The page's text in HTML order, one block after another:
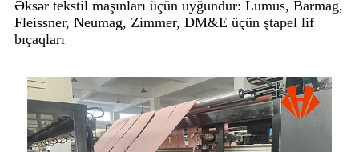
Əksər tekstil maşınları üçün uyğundur: Lumus, Barmag,
Fleissner, Neumag, Zimmer, DM&E üçün ştapel lif
bıçaqları